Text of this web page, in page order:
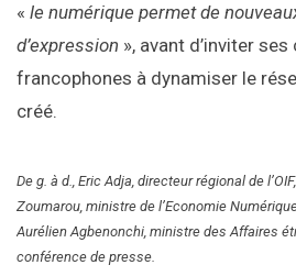
« le numérique permet de
d’expression », avant d’inviter
francophones à dynamiser le
créé.
De g. à d., Eric Adja, directeur régional de
Zoumarou, ministre de l’Economie
Aurélien Agbenonchi, ministre des Affaires
conférence de presse.